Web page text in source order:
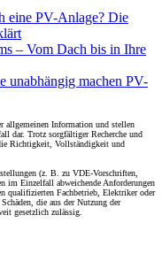
eine PV-Anlage? Die
– Vom Dach bis in Ihre
unabhängig machen PV-
allgemeinen Information und stellen
dar. Trotz sorgfältiger Recherche und
Richtigkeit, Vollständigkeit und
(z. B. zu VDE-Vorschriften,
im Einzelfall abweichende Anforderungen
qualifizierten Fachbetrieb, Elektriker oder
die aus der Nutzung der
gesetzlich zulässig.